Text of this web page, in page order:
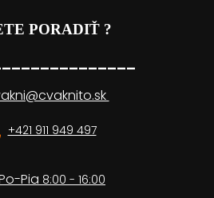
PORADIŤ ?
+421 911 949 497
Pia 8:00 - 16:00